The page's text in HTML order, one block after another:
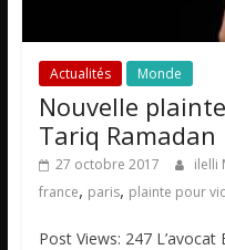
Actualités Monde
Nouvelle
Tariq Ramadan
27 octobre 2017 ilelli
france, paris, plainte pour
Post Views: 247